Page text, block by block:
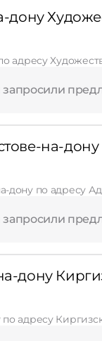
дону
адресу
на-
дону по адресу
дону
адресу